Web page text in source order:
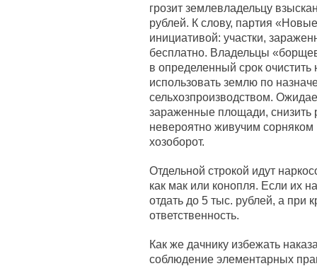
грозит землевладельцу
рублей. К слову, партия
инициативой: участки,
бесплатно. Владельцы
в определенный срок очистить
использовать землю по
сельхозпроизводством.
зараженные площади, снизить
невероятно живучим
хозоборот.
Отдельной строкой идут
как мак или конопля. Если их
отдать до 5 тыс. рублей, а при
ответственность.
Как же дачнику избежать
соблюдение элементарных